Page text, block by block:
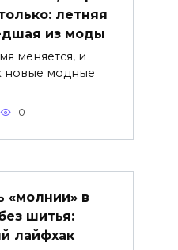
летняя
из моды
меняется, и
новые модные
0
«молнии» в
шитья:
лайфхак